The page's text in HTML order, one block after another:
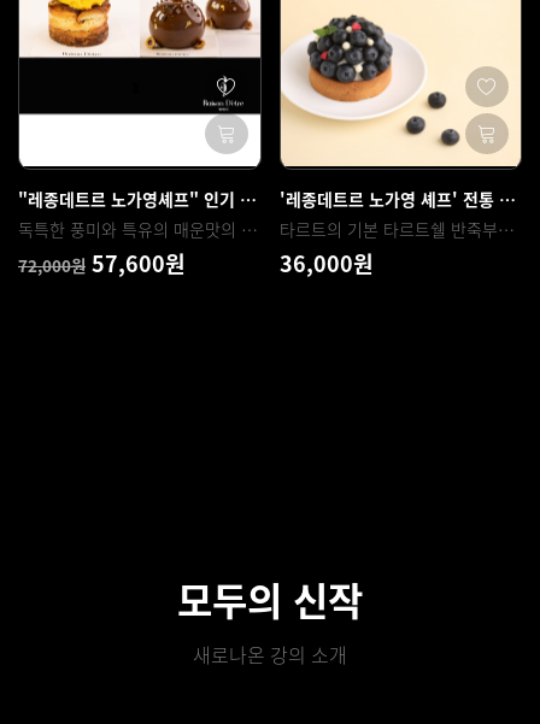
"레종데트르 노가영셰프" 인기 케이크 모음 (고르곤졸라 치즈케이크 & 골든 초콜릿 무스케이크)
독특한 풍미와 특유의 매운맛의 블루치즈 개성을 살린 고르곤졸라 치즈케이크 & 기본에 충실한 초콜릿의 진한 풍미
72,000원 57,600원
'레종데트르 노가영 셰프' 전통 타르트 _ 블루베리 & 민트 겔 타르트
타르트의 기본 타르트쉘 반죽부터 시작하여 과일 콩피, 허브 겔 까지 만들어보는 시간입니다. 익숙한 재료이지만 흥미로운 조합을 경험해 보세요 !
36,000원
모두의 신작
새로나온 강의 소개